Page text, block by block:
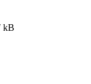
kB